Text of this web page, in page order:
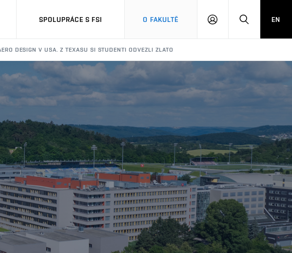
SPOLUPRÁCE S FSI O FAKULTĚ
PŘIHLÁŠENÍHLEDAT
EN
DESIGN V USA. Z TEXASU SI STUDENTI ODVEZLI ZLATO